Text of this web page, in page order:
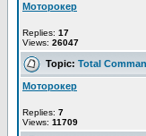
Моторокер
Replies: 17
Views: 26047
Topic: Total
Моторокер
Replies: 7
Views: 11709